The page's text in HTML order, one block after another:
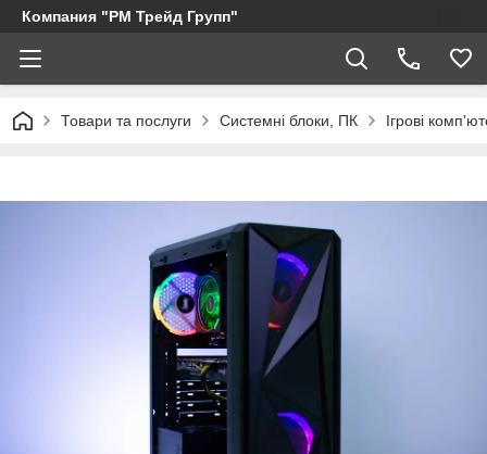
Компания "РМ Трейд Групп"
Товари та послуги Системні блоки, ПК Ігрові